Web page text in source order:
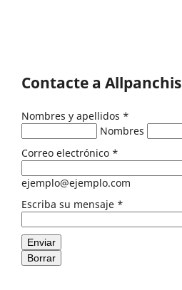
Contacte a Allpanchis
Nombres y apellidos *
Nombres
Correo electrónico *
ejemplo@ejemplo.com
Escriba su mensaje *
Enviar
Borrar